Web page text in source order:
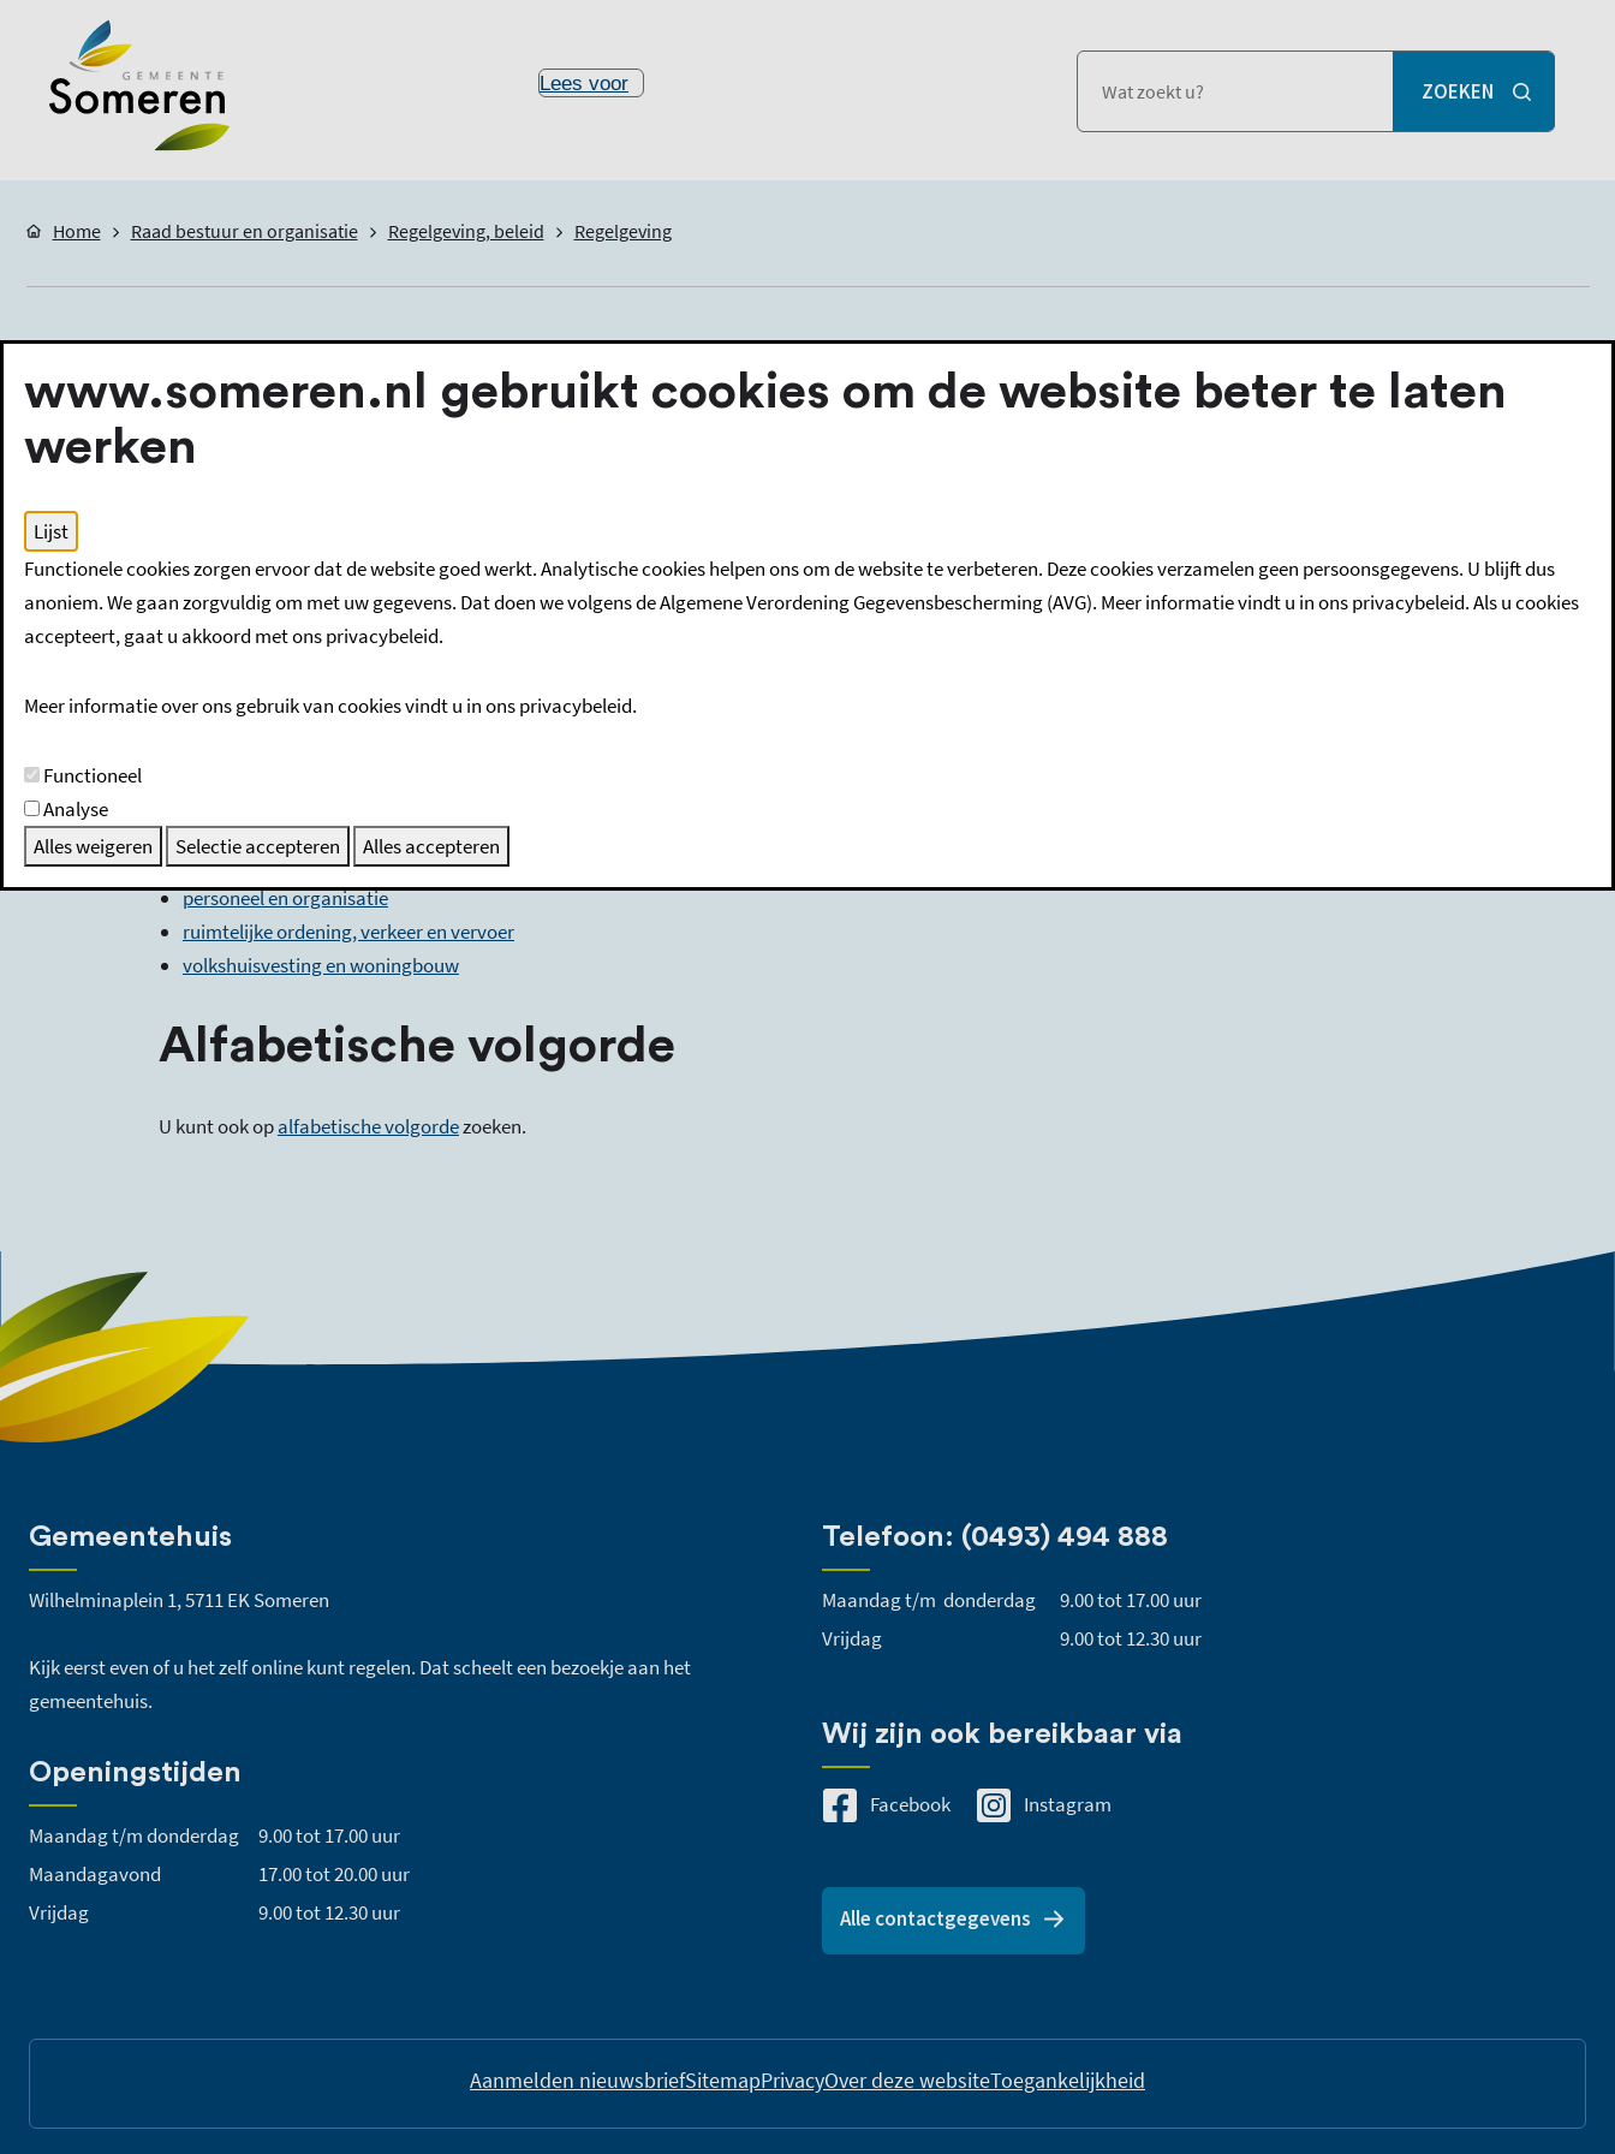
Lees voor
Home Raad bestuur en organisatie Regelgeving, beleid Regelgeving
Regelgeving
De door de raad en het college van burgemeester en wethouders vastgestelde gemeentelijke regelingen
Categorieën
bestuur en recht
onderwijs
openbare orde en veiligheid
personeel en organisatie
ruimtelijke ordening, verkeer en vervoer
volkshuisvesting en woningbouw
Alfabetische volgorde
U kunt ook opalfabetische volgordezoeken.
Gemeentehuis
Wilhelminaplein 1, 5711 EK Someren
Kijk eerst even of u het zelf online kunt regelen. Dat scheelt een bezoekje aan het
gemeentehuis.
Openingstijden
Maandag t/m donderdag
9.00 tot 17.00 uur
Maandagavond
17.00 tot 20.00 uur
Vrijdag
9.00 tot 12.30 uur
Telefoon: (0493) 494 888
Maandag t/m donderdag
9.00 tot 17.00 uur
Vrijdag
9.00 tot 12.30 uur
Wij zijn ook bereikbaar via
Facebook Instagram
Alle contactgegevens
Aanmelden nieuwsbriefSitemapPrivacyOver deze websiteToegankelijkheid
www.someren.nl gebruikt cookies om de website beter te laten
werken
Lijst
Functionele cookies zorgen ervoor dat de website goed werkt. Analytische cookies helpen ons om de website te verbeteren. Deze cookies verzamelen geen persoonsgegevens. U blijft dus
anoniem. We gaan zorgvuldig om met uw gegevens. Dat doen we volgens de Algemene Verordening Gegevensbescherming (AVG). Meer informatie vindt u in ons privacybeleid. Als u cookies
accepteert, gaat u akkoord met ons privacybeleid.
Meer informatie over ons gebruik van cookies vindt u in ons privacybeleid.
Functioneel
Analyse
Alles weigeren
Selectie accepteren Alles accepteren